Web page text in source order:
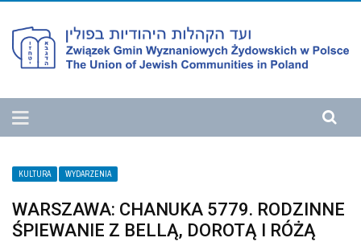
KULTURA WYDARZENIA
WARSZAWA: CHANUKA 5779. RODZINNE
ŚPIEWANIE Z BELLĄ, DOROTĄ I RÓŻĄ